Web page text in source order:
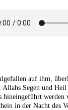
auf ihm,
Allahs Segen und
hineingeführt
in der Nacht des